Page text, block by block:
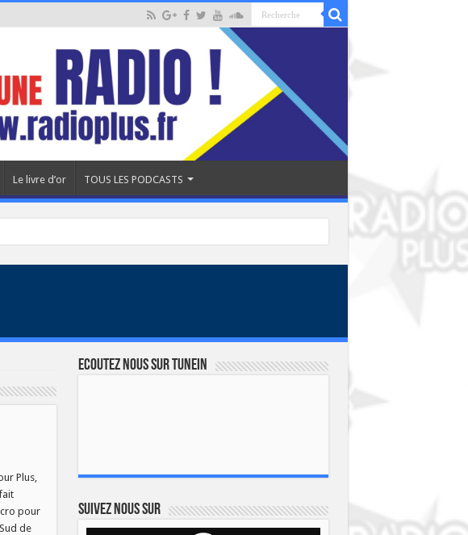
Le livre d’or TOUS LES PODCASTS
Plus,
pour
de
Ecoutez nous sur TuneIn
Suivez nous sur